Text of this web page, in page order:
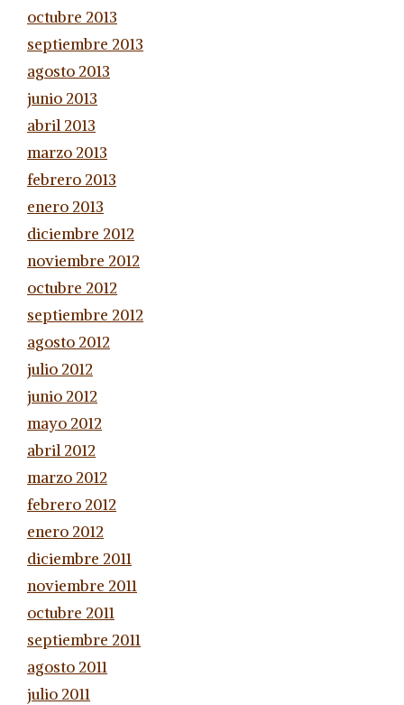
octubre 2013
septiembre 2013
agosto 2013
junio 2013
abril 2013
marzo 2013
febrero 2013
enero 2013
diciembre 2012
noviembre 2012
octubre 2012
septiembre 2012
agosto 2012
julio 2012
junio 2012
mayo 2012
abril 2012
marzo 2012
febrero 2012
enero 2012
diciembre 2011
noviembre 2011
octubre 2011
septiembre 2011
agosto 2011
julio 2011